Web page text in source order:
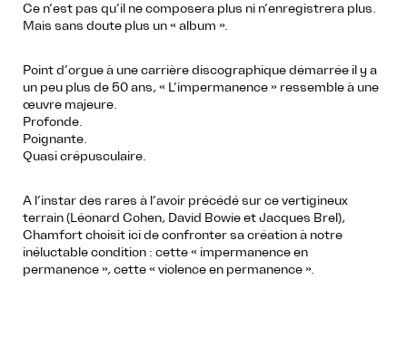
Ce n’est pas qu’il ne composera plus ni n’enregistrera plus.
Mais sans doute plus un « album ».
Point d’orgue à une carrière discographique démarrée il y a
un peu plus de 50 ans, « L’impermanence » ressemble à une
œuvre majeure.
Profonde.
Poignante.
Quasi crépusculaire.
A l’instar des rares à l’avoir précédé sur ce vertigineux
terrain (Léonard Cohen, David Bowie et Jacques Brel),
Chamfort choisit ici de confronter sa création à notre
inéluctable condition : cette « impermanence en
permanence », cette « violence en permanence ».